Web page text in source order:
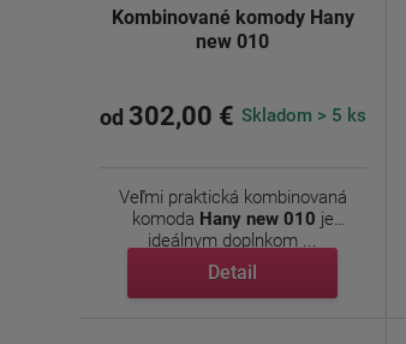
Kombinované komody Hany
new 010
od 302,00 € Skladom > 5 ks
Veľmi praktická kombinovaná
komoda Hany new 010 je
ideálnym doplnkom ...
Detail